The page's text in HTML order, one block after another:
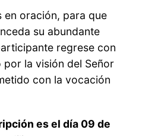
en oración, para que
su abundante
regrese con
la visión del Señor
con la vocación
es el día 09 de